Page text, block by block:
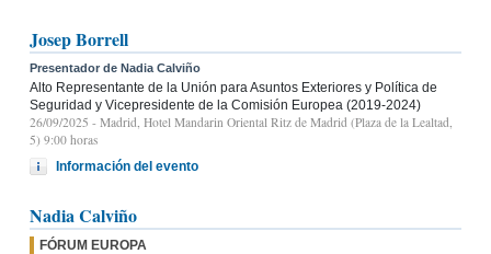
Josep Borrell
Presentador de Nadia Calviño
Alto Representante de la Unión para Asuntos Exteriores y Política de
Seguridad y Vicepresidente de la Comisión Europea (2019-2024)
26/09/2025 - Madrid, Hotel Mandarin Oriental Ritz de Madrid (Plaza de la Lealtad,
5) 9:00 horas
Información del evento
Nadia Calviño
FÓRUM EUROPA